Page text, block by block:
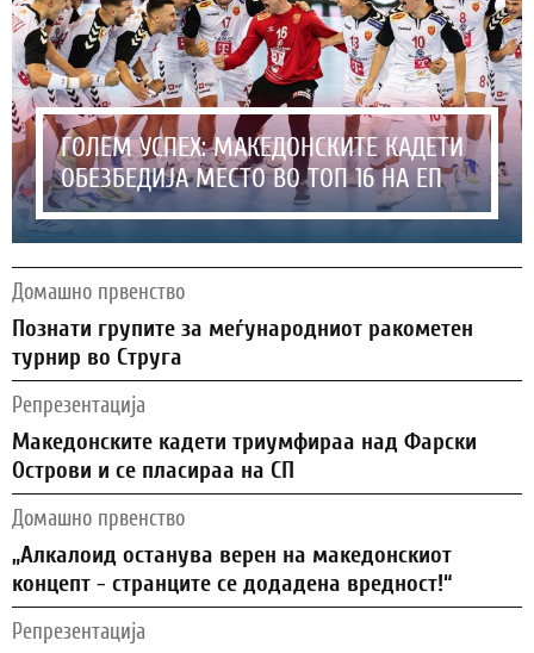
ГОЛЕМ УСПЕХ: МАКЕДОНСКИТЕ КАДЕТИ
ОБЕЗБЕДИЈА МЕСТО ВО ТОП 16 НА ЕП
Домашно првенство
Познати групите за меѓународниот ракометен
турнир во Струга
Репрезентација
Македонските кадети триумфираа над Фарски
Острови и се пласираа на СП
Домашно првенство
„Алкалоид останува верен на македонскиот
концепт - странците се додадена вредност!“
Репрезентација